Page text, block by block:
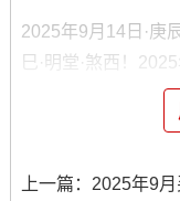
2025年9月14日·庚
巳·明堂·煞西！
2025年9月20日·丙
匮黄道·冲兔！2025
选择吉日时请务必
上一篇： 2025年9月